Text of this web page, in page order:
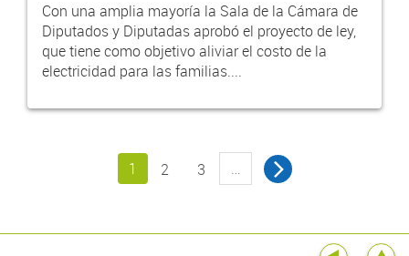
Con una amplia mayoría la Sala de la Cámara de
Diputados y Diputadas aprobó el proyecto de ley,
que tiene como objetivo aliviar el costo de la
electricidad para las familias....
1 2 3 …